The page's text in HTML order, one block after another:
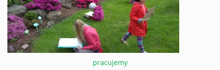
pracujemy